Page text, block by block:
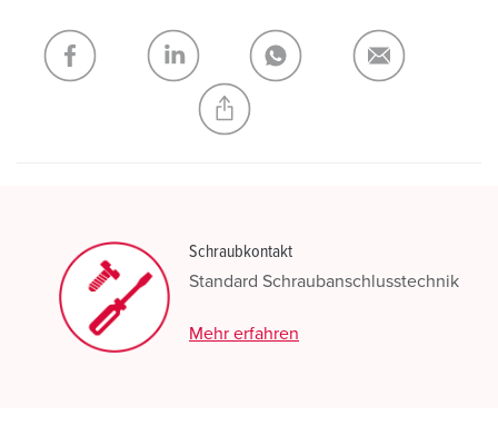
Meine Liste (0) HINZUFÜGEN
NEUE LISTE ERSTELLEN
Schraubkontakt
Standard Schraubanschlusstechnik
Mehr erfahren